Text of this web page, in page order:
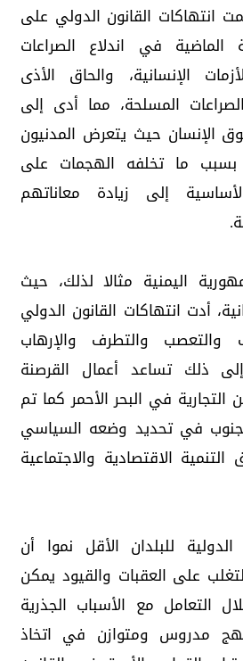
انتهاكات القانون الدولي على
الماضية في اندلاع الصراعات
الإنسانية، والحاق الأذى
المسلحة، مما أدى إلى
الإنسان حيث يتعرض المدنيون
ما تخلفه الهجمات على
إلى زيادة معاناتهم
اليمنية مثالا لذلك، حيث
أدت انتهاكات القانون الدولي
والتعصب والتطرف والإرهاب
إلى ذلك تساعد أعمال القرصنة
في البحر الأحمر كما تم
في تحديد وضعه السياسي
الاقتصادية والاجتماعية
للبلدان الأقل نموا أن
على العقبات والقيود يمكن
التعامل مع الأسباب الجذرية
نهج مدروس ومتوازن في اتخاذ